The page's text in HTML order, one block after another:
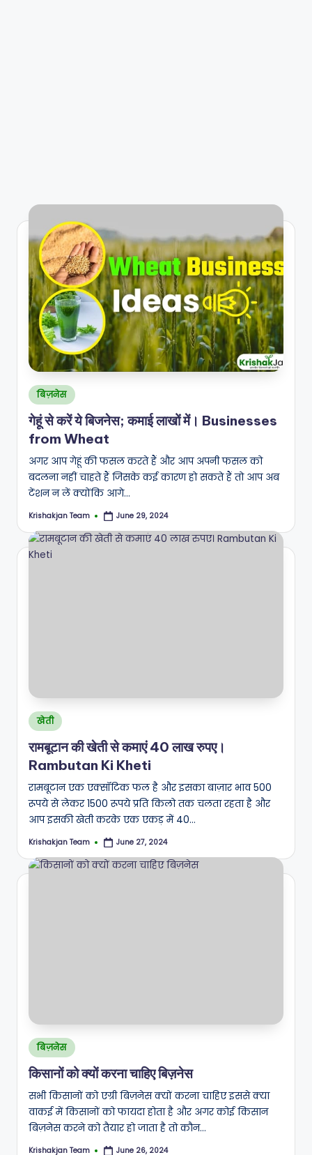
Posted
in
बिज़नेस
गेहूं से करें ये बिजनेस; कमाई लाखों में। Businesses
from Wheat
अगर आप गेहूं की फसल करते हैं और आप अपनी फसल को
बदलना नहीं चाहते हैं जिसके कई कारण हो सकते हैं तो आप अब
टेंशन न लें क्योंकि आगे…
Posted
Krishakjan Team June 29, 2024
Posted
in
खेती
रामबूटान की खेती से कमाएं 40 लाख रुपए।
Rambutan Ki Kheti
रामबूटान एक एक्सॉटिक फल है और इसका बाज़ार भाव 500
रूपये से लेकर 1500 रूपये प्रति किलो तक चलता रहता है और
आप इसकी खेती करके एक एकड़ में 40…
Posted
Krishakjan Team June 27, 2024
Posted
in
बिज़नेस
किसानों को क्यों करना चाहिए बिज़नेस
सभी किसानों को एग्री बिज़नेस क्यों करना चाहिए इससे क्या
वाकई में किसानों को फायदा होता है और अगर कोई किसान
बिज़नेस करने को तैयार हो जाता है तो कौन…
Krishakjan Team June 26, 2024